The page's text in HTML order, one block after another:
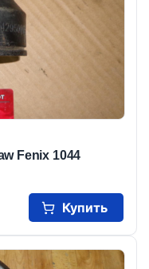
Fenix 1044
Купить